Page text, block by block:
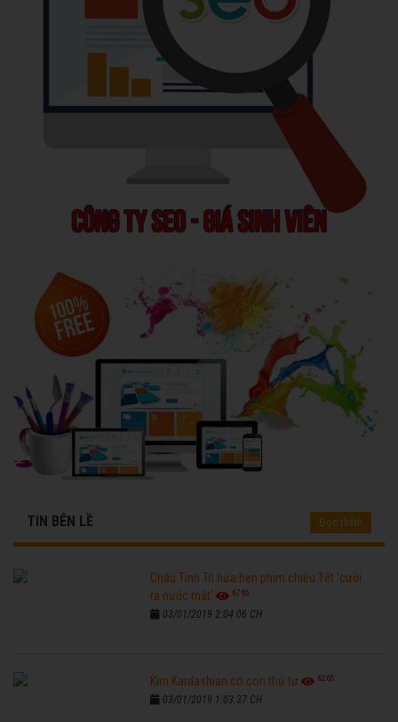
TIN BÊN LỀ Đọc thêm
Châu Tinh Trì hứa hẹn phim chiếu Tết 'cười
ra nước mắt'
6765
03/01/2019 2:04:06 CH
Kim Kardashian có con thứ tư 6265
03/01/2019 1:03:37 CH